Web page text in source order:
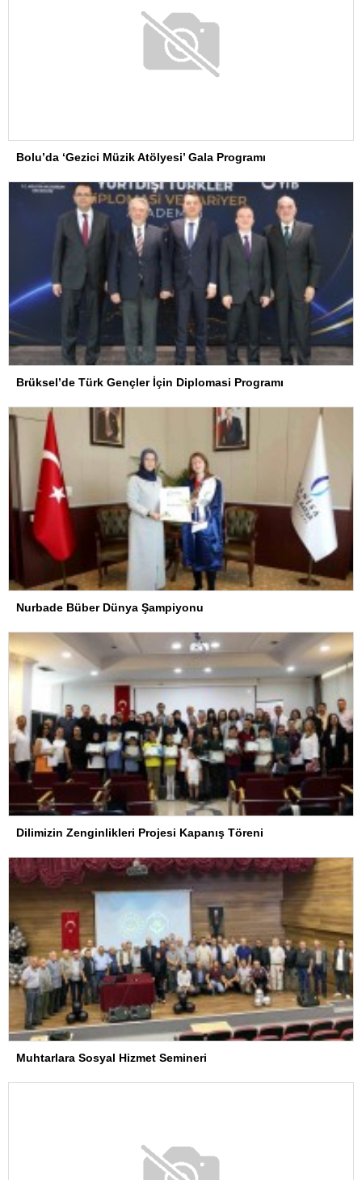
Bolu’da ‘Gezici Müzik Atölyesi’ Gala Programı
Brüksel’de Türk Gençler İçin Diplomasi Programı
Nurbade Büber Dünya Şampiyonu
Dilimizin Zenginlikleri Projesi Kapanış Töreni
Muhtarlara Sosyal Hizmet Semineri